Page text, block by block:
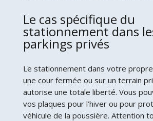
Le cas spécifique du
stationnement dans
parkings privés
Le stationnement dans votre
une cour fermée ou sur un terrain
autorise une totale liberté. Vous
vos plaques pour l’hiver ou pour
véhicule de la poussière. Attention